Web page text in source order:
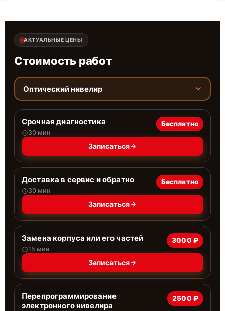
АКТУАЛЬНЫЕ ЦЕНЫ
Стоимость работ
Оптический нивелир
Срочная диагностика
30 мин
Бесплатно
Записаться
Доставка в сервис и обратно
30 мин
Бесплатно
Записаться
Замена корпуса или его частей
15 мин
3000 ₽
Записаться
Перепрограммирование
электронного нивелира
2500 ₽